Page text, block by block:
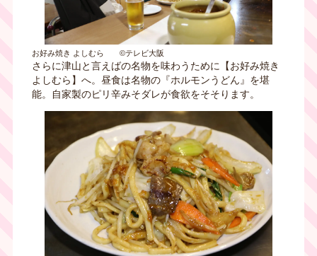
お好み焼き よしむら ©テレビ大阪
さらに津山と言えばの名物を味わうために【お好み焼き
よしむら】へ。昼食は名物の『ホルモンうどん』を堪
能。自家製のピリ辛みそダレが食欲をそそります。